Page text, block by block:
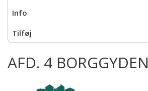
AFD. 4 BORGGYDEN